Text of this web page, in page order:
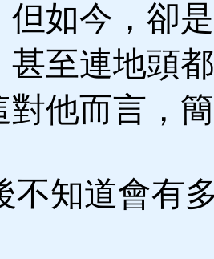
但如今，卻
甚至連地頭
對他而言，
知道會有